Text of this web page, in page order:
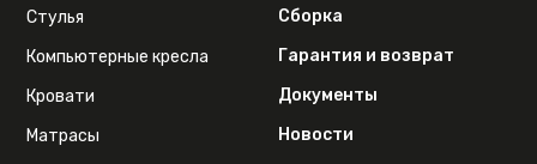
Стулья
Компьютерные кресла
Кровати
Матрасы
Сборка
Гарантия и возврат
Документы
Новости